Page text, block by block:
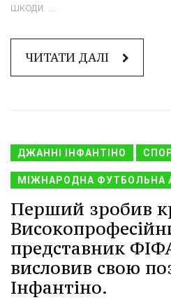
шкоди. ...
ЧИТАТИ ДАЛІ
ДЖАННІ ІНФАНТІНО
МІЖНАРОДНА ФУТБОЛЬНА
Перший зробив
представник
висловив свою
Інфантіно.